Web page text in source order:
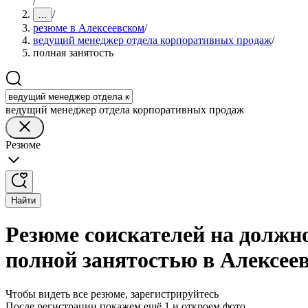
... /
резюме в Алексеевском/
ведущий менеджер отдела корпоративных продаж/
полная занятость
ведущий менеджер отдела корпоративных продаж
Резюме
Найти
Резюме соискателей на
полной занятостью в
Чтобы видеть все резюме, зарегистрируйтесь